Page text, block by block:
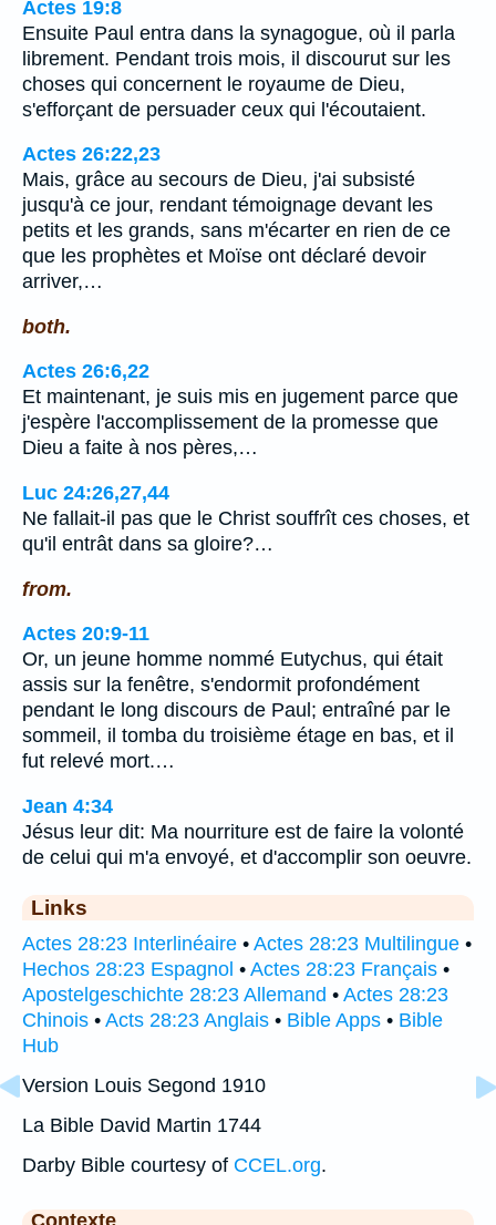
Actes 19:8
Ensuite Paul entra dans la synagogue, où il parla
librement. Pendant trois mois, il discourut sur les
choses qui concernent le royaume de Dieu,
s'efforçant de persuader ceux qui l'écoutaient.
Actes 26:22,23
Mais, grâce au secours de Dieu, j'ai subsisté
jusqu'à ce jour, rendant témoignage devant les
petits et les grands, sans m'écarter en rien de ce
que les prophètes et Moïse ont déclaré devoir
arriver,…
both.
Actes 26:6,22
Et maintenant, je suis mis en jugement parce que
j'espère l'accomplissement de la promesse que
Dieu a faite à nos pères,…
Luc 24:26,27,44
Ne fallait-il pas que le Christ souffrît ces choses, et
qu'il entrât dans sa gloire?…
from.
Actes 20:9-11
Or, un jeune homme nommé Eutychus, qui était
assis sur la fenêtre, s'endormit profondément
pendant le long discours de Paul; entraîné par le
sommeil, il tomba du troisième étage en bas, et il
fut relevé mort.…
Jean 4:34
Jésus leur dit: Ma nourriture est de faire la volonté
de celui qui m'a envoyé, et d'accomplir son oeuvre.
Links
Actes 28:23 Interlinéaire • Actes 28:23 Multilingue •
Hechos 28:23 Espagnol • Actes 28:23 Français •
Apostelgeschichte 28:23 Allemand • Actes 28:23
Chinois • Acts 28:23 Anglais • Bible Apps • Bible
Hub
Version Louis Segond 1910
La Bible David Martin 1744
Darby Bible courtesy of CCEL.org.
Contexte